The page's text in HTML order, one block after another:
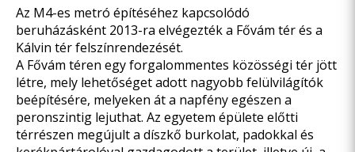
Az M4-es metró építéséhez kapcsolódó
beruházásként 2013-ra elvégezték a Fővám tér és a
Kálvin tér felszínrendezését.
A Fővám téren egy forgalommentes közösségi tér jött
létre, mely lehetőséget adott nagyobb felülvilágítók
beépítésére, melyeken át a napfény egészen a
peronszintig lejuthat. Az egyetem épülete előtti
térrészen megújult a díszkő burkolat, padokkal és